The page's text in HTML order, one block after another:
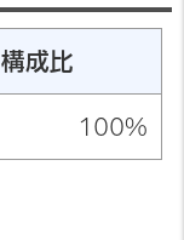
構成比
100%